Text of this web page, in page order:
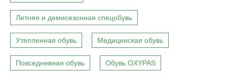
Летняя и демисезонная спецобувь
Утепленная обувь Медицинская обувь
Повседневная обувь Обувь OXYPAS